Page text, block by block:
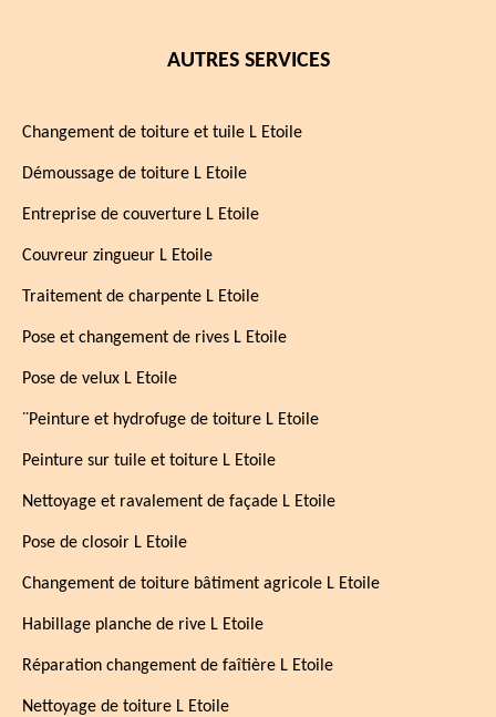
AUTRES SERVICES
Changement de toiture et tuile L Etoile
Démoussage de toiture L Etoile
Entreprise de couverture L Etoile
Couvreur zingueur L Etoile
Traitement de charpente L Etoile
Pose et changement de rives L Etoile
Pose de velux L Etoile
¨Peinture et hydrofuge de toiture L Etoile
Peinture sur tuile et toiture L Etoile
Nettoyage et ravalement de façade L Etoile
Pose de closoir L Etoile
Changement de toiture bâtiment agricole L Etoile
Habillage planche de rive L Etoile
Réparation changement de faîtière L Etoile
Nettoyage de toiture L Etoile